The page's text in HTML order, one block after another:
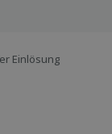
Einlösung